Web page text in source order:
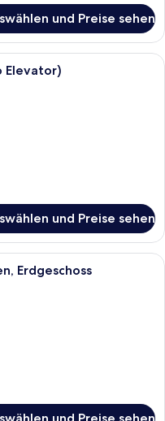
und Preise sehen
Hotelzimmer mit einem großen
Elevator)
und Preise sehen
Hotelzimmer mit zwei Betten,
Erdgeschoss